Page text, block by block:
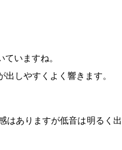
いますね。
しやすくよく響きます。
はありますが低音は明るく